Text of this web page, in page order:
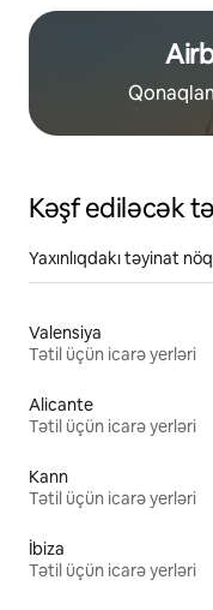
Kəşf ediləcək
Yaxınlıqdakı təyinat
Valensiya
Tətil üçün icarə yerləri
Alicante
Tətil üçün icarə yerləri
Kann
Tətil üçün icarə yerləri
İbiza
Tətil üçün icarə yerləri